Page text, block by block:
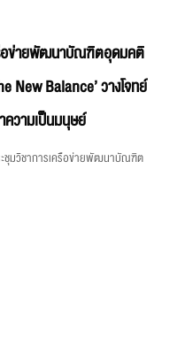
รือข่ายพัฒนาบัณฑิตอุดมคติ
New Balance’ วางโจทย์
วามเป็นมนุษย์
ชุมวิชาการเครือข่ายพัฒนาบัณฑิต